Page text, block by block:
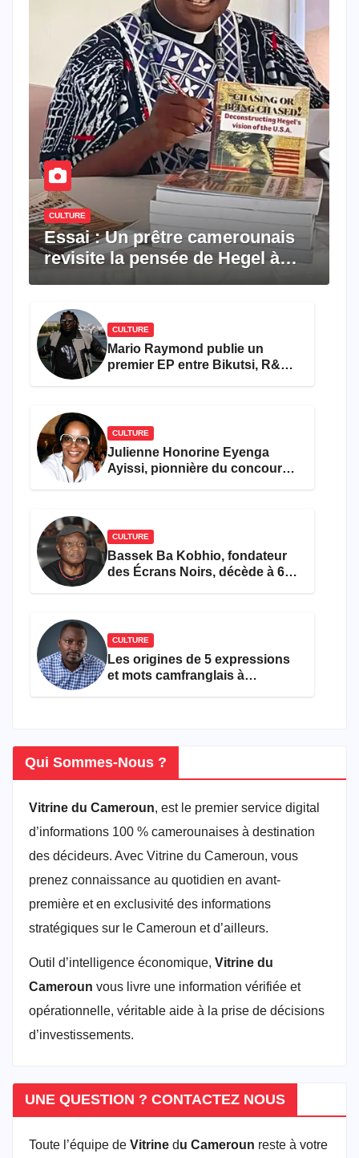
CULTURE
Essai : Un prêtre camerounais
revisite la pensée de Hegel à
CULTURE
Mario Raymond publie un
premier EP entre Bikutsi, R&B
CULTURE
Julienne Honorine Eyenga
Ayissi, pionnière du concours
CULTURE
Bassek Ba Kobhio, fondateur
des Écrans Noirs, décède à 69
CULTURE
Les origines de 5 expressions
et mots camfranglais à
Qui Sommes-Nous ?
Vitrine du Cameroun, est le premier service digital
d’informations 100 % camerounaises à destination
des décideurs. Avec Vitrine du Cameroun, vous
prenez connaissance au quotidien en avant-
première et en exclusivité des informations
stratégiques sur le Cameroun et d’ailleurs.
Outil d’intelligence économique, Vitrine du
Cameroun vous livre une information vérifiée et
opérationnelle, véritable aide à la prise de décisions
d’investissements.
UNE QUESTION ? CONTACTEZ NOUS
Toute l’équipe de Vitrine du Cameroun reste à votre